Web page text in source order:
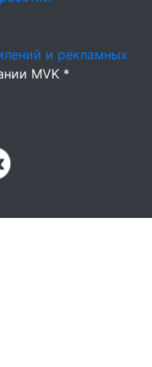
и рекламных
MVK *